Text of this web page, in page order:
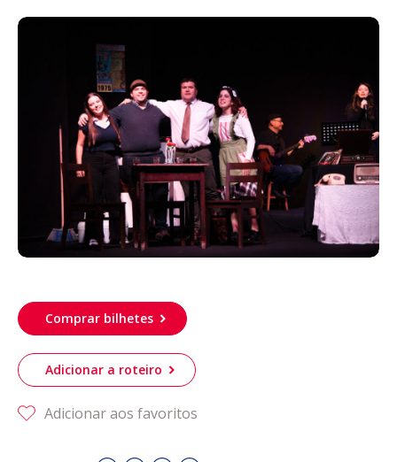
Política de Cookies
Acompanhe a Leiria Agenda
CULTURA
DESPORTO
Comprar bilhetes
Adicionar a roteiro
Adicionar aos favoritos